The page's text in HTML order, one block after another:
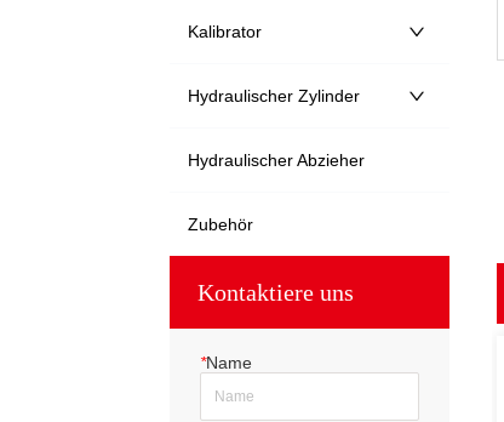
Kalibrator
Hydraulischer Zylinder
Hydraulischer Abzieher
Zubehör
Kontaktiere uns
*Name